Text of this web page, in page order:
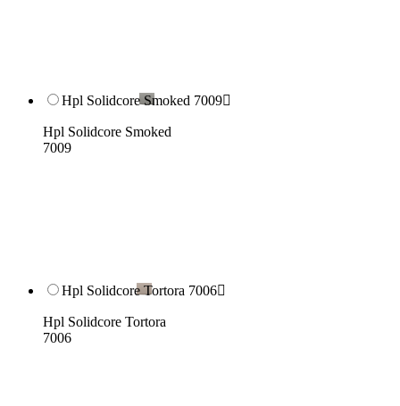
Hpl Solidcore Smoked 7009
Hpl Solidcore Smoked
7009
Hpl Solidcore Tortora 7006
Hpl Solidcore Tortora
7006